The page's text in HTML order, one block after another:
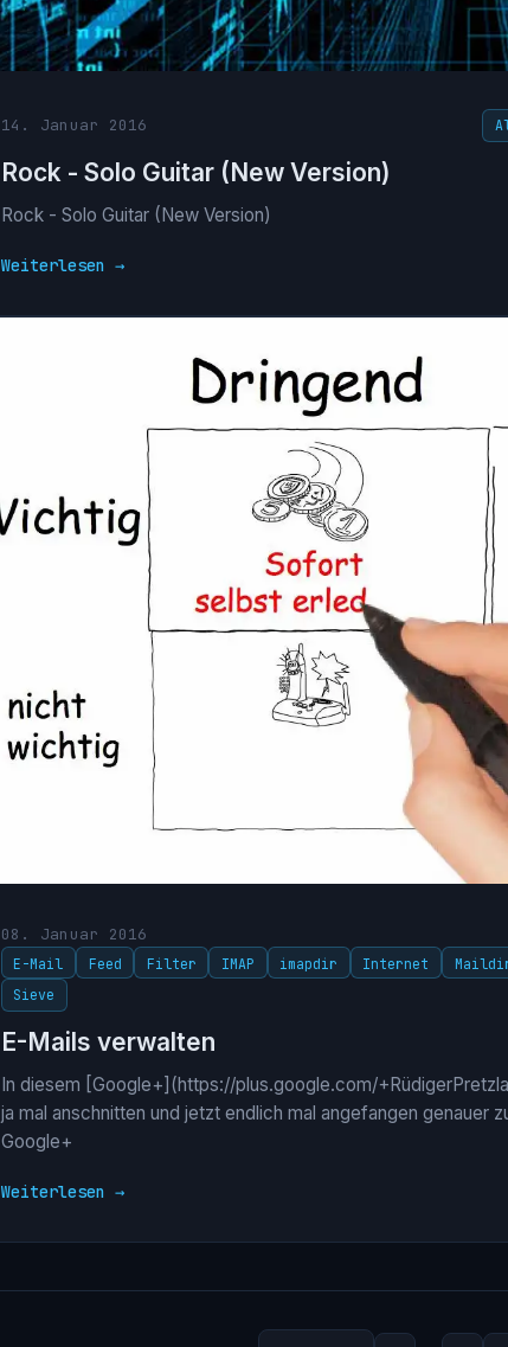
14. Januar 2016
Rock - Solo Guitar (New Version)
Rock - Solo Guitar (New Version)
Weiterlesen →
08. Januar 2016
E-Mail Feed Filter IMAP imapdir Internet
Sieve
E-Mails verwalten
In diesem [Google+](https://plus.google.com/
ja mal anschnitten und jetzt endlich mal angefangen genauer
Google+
Weiterlesen →